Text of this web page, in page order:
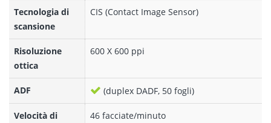
Tecnologia di
scansione
CIS (Contact Image Sensor)
Risoluzione
ottica
600 X 600 ppi
ADF (duplex DADF, 50 fogli)
Velocità di
46 facciate/minuto